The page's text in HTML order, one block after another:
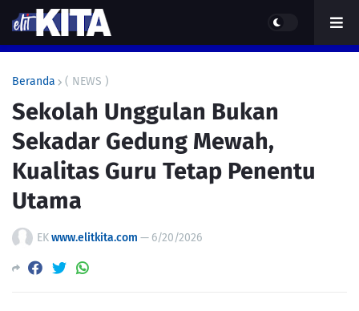
Beranda ( NEWS )
Sekolah Unggulan Bukan
Sekadar Gedung Mewah,
Kualitas Guru Tetap Penentu
Utama
EKwww.elitkita.com — 6/20/2026